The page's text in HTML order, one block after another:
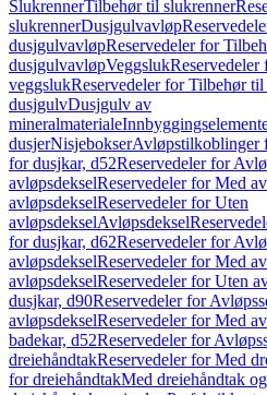
SlukrennerTilbehør til slukrenner
slukrennerDusjgulvavløp
dusjgulvavløpReservedeler for
dusjgulvavløpVeggslukReservedeler
veggslukReservedeler for Tilbehør
dusjgulvDusjgulv av
mineralmateriale
dusjerNisjebokserAvløpstilkoblinger
for dusjkar, d52Reservedeler for
avløpsdekselReservedeler for Med
avløpsdekselReservedeler for Uten
avløpsdekselAvløpsdeksel
for dusjkar, d62Reservedeler for
avløpsdekselReservedeler for Med
avløpsdekselReservedeler for Uten
dusjkar, d90Reservedeler for
avløpsdekselReservedeler for Med
badekar, d52Reservedeler for
dreiehåndtakReservedeler for Med
for dreiehåndtakMed dreiehåndtak